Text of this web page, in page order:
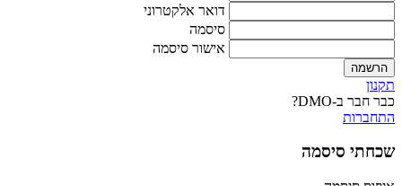
דואר אלקטרוני
סיסמה
אישור סיסמה
הרשמה
תקנון
כבר חבר ב-DMO?
התחברות
שכחתי סיסמה